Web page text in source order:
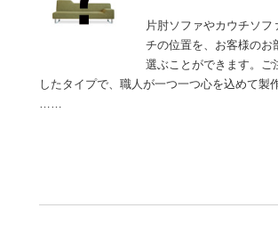
片肘ソファやカウチソフ
チの位置を、お客様のお
選ぶことができます。ご
したタイプで、職人が一つ一つ心を込めて製
……